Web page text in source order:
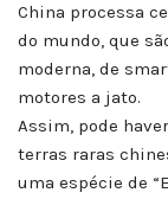
China processa
do mundo, que
moderna, de
motores a jato.
Assim, pode
terras raras
uma espécie de